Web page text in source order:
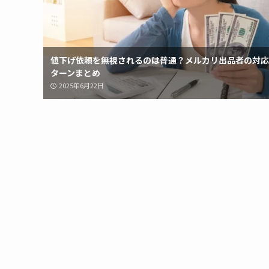
値下げ依頼を無視されるのは普通？メルカリ出品者の対
ターンまとめ
2025年6月22日